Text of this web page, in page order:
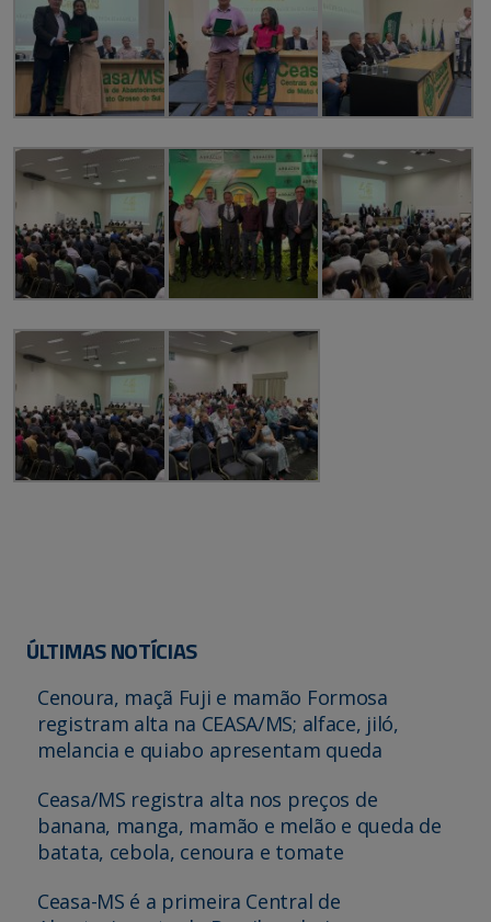
ÚLTIMAS NOTÍCIAS
Cenoura, maçã Fuji e mamão Formosa
registram alta na CEASA/MS; alface, jiló,
melancia e quiabo apresentam queda
Ceasa/MS registra alta nos preços de
banana, manga, mamão e melão e queda de
batata, cebola, cenoura e tomate
Ceasa-MS é a primeira Central de